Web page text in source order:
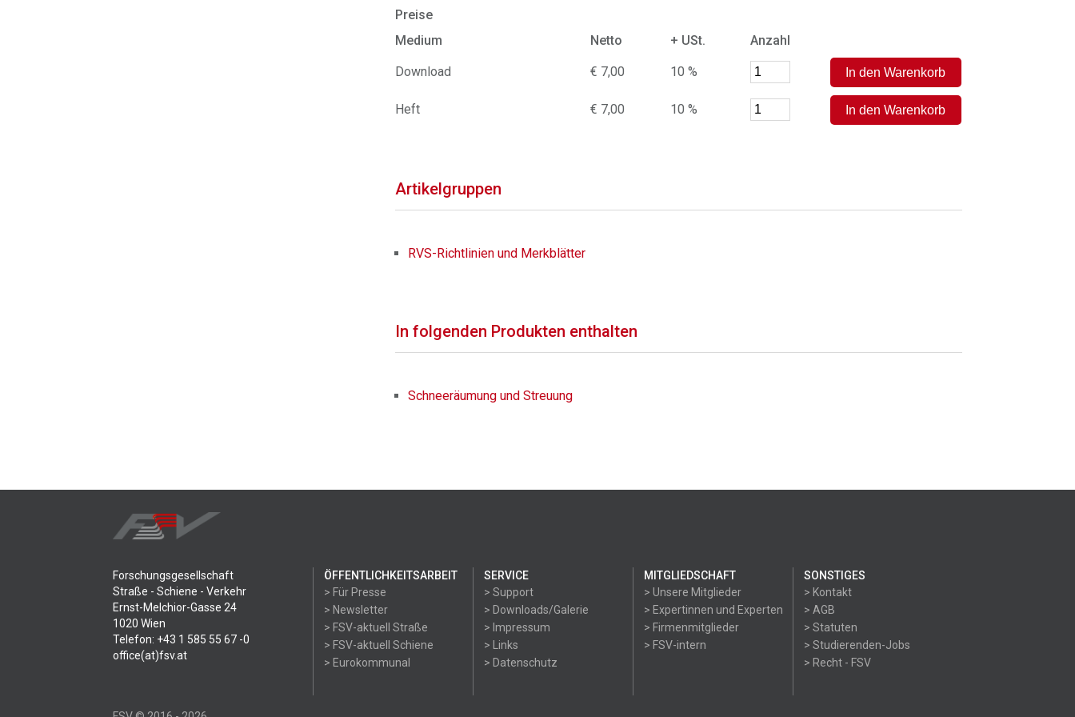
Preise
Medium
Netto + USt. Anzahl
Download € 7,00 10 %
Heft € 7,00 10 %
Artikelgruppen
RVS-Richtlinien und Merkblätter
In folgenden Produkten enthalten
Schneeräumung und Streuung
Forschungsgesellschaft
Straße - Schiene - Verkehr
Ernst-Melchior-Gasse 24
1020 Wien
Telefon: +43 1 585 55 67 -0
office(at)fsv.at
ÖFFENTLICHKEITSARBEIT
> Für Presse
> Newsletter
> FSV-aktuell Straße
> FSV-aktuell Schiene
> Eurokommunal
SERVICE
> Support
> Downloads/Galerie
> Impressum
> Links
> Datenschutz
MITGLIEDSCHAFT
> Unsere Mitglieder
> Expertinnen und Experten
> Firmenmitglieder
> FSV-intern
SONSTIGES
> Kontakt
> AGB
> Statuten
> Studierenden-Jobs
> Recht - FSV